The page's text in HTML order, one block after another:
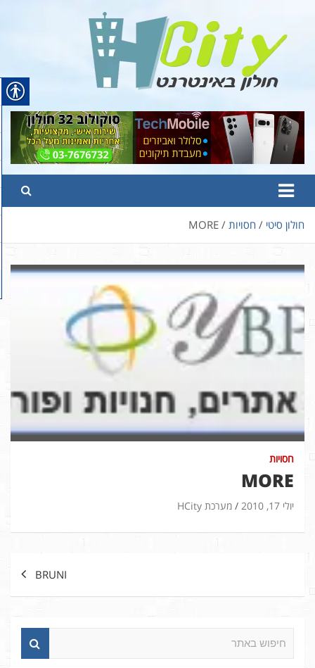
content
Hcity – חולון באינטרנט
פורטל החדשות והמידע של חולון
חולון סיטי חסויות MORE
חסויות
MORE
יולי 17, 2010 מערכת HCity
BRUNI